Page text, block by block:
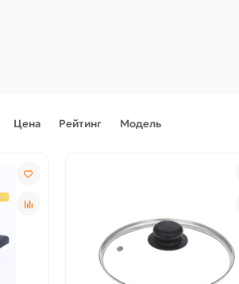
Цена Рейтинг Модель